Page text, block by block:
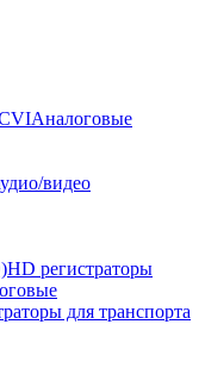
Аналоговые
видео
HD регистраторы
для транспорта